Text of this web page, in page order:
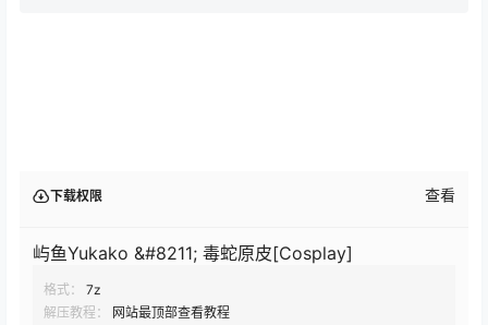
下载权限 查看
屿鱼Yukako &#8211; 毒蛇原皮[Cosplay]
格式：
7z
解压教程：
网站最顶部查看教程